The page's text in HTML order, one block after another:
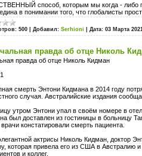
способ, которым мы когда - либо
в понимании того, что глобалисты
500 Добавил: Serhioni Дата: 03 Марта 2021
правда об отце Николь
правда об отце Николь Кидман
смерть Энтони Кидмана в 2014 году
случая. Австралийские издания
утром Энтони упал в своём номере в
был доставлен из гостиницы в больницу
констатировали смерть пациента.
актрисы Николь Кидман, доктор
которая привела его из США в Австралию
и коллег.